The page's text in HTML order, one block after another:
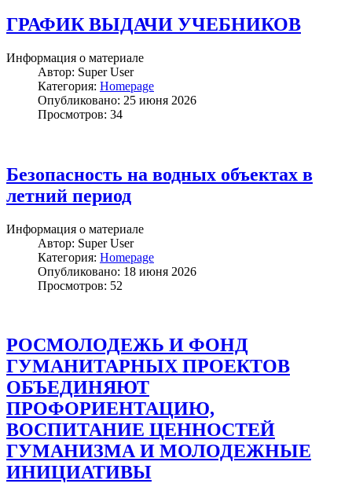
ГРАФИК ВЫДАЧИ УЧЕБНИКОВ
Информация о материале
Автор: Super User
Категория: Homepage
Опубликовано: 25 июня 2026
Просмотров: 34
Безопасность на водных объектах в
летний период
Информация о материале
Автор: Super User
Категория: Homepage
Опубликовано: 18 июня 2026
Просмотров: 52
РОСМОЛОДЕЖЬ И ФОНД
ГУМАНИТАРНЫХ ПРОЕКТОВ
ОБЪЕДИНЯЮТ
ПРОФОРИЕНТАЦИЮ,
ВОСПИТАНИЕ ЦЕННОСТЕЙ
ГУМАНИЗМА И МОЛОДЕЖНЫЕ
ИНИЦИАТИВЫ